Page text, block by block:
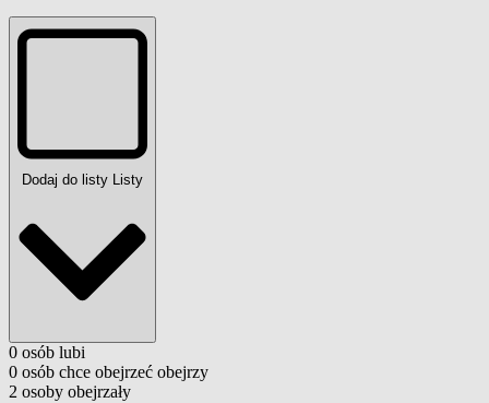
Dodaj do listy Listy
0 osób lubi
0 osób chce obejrzeć obejrzy
2 osoby obejrzały